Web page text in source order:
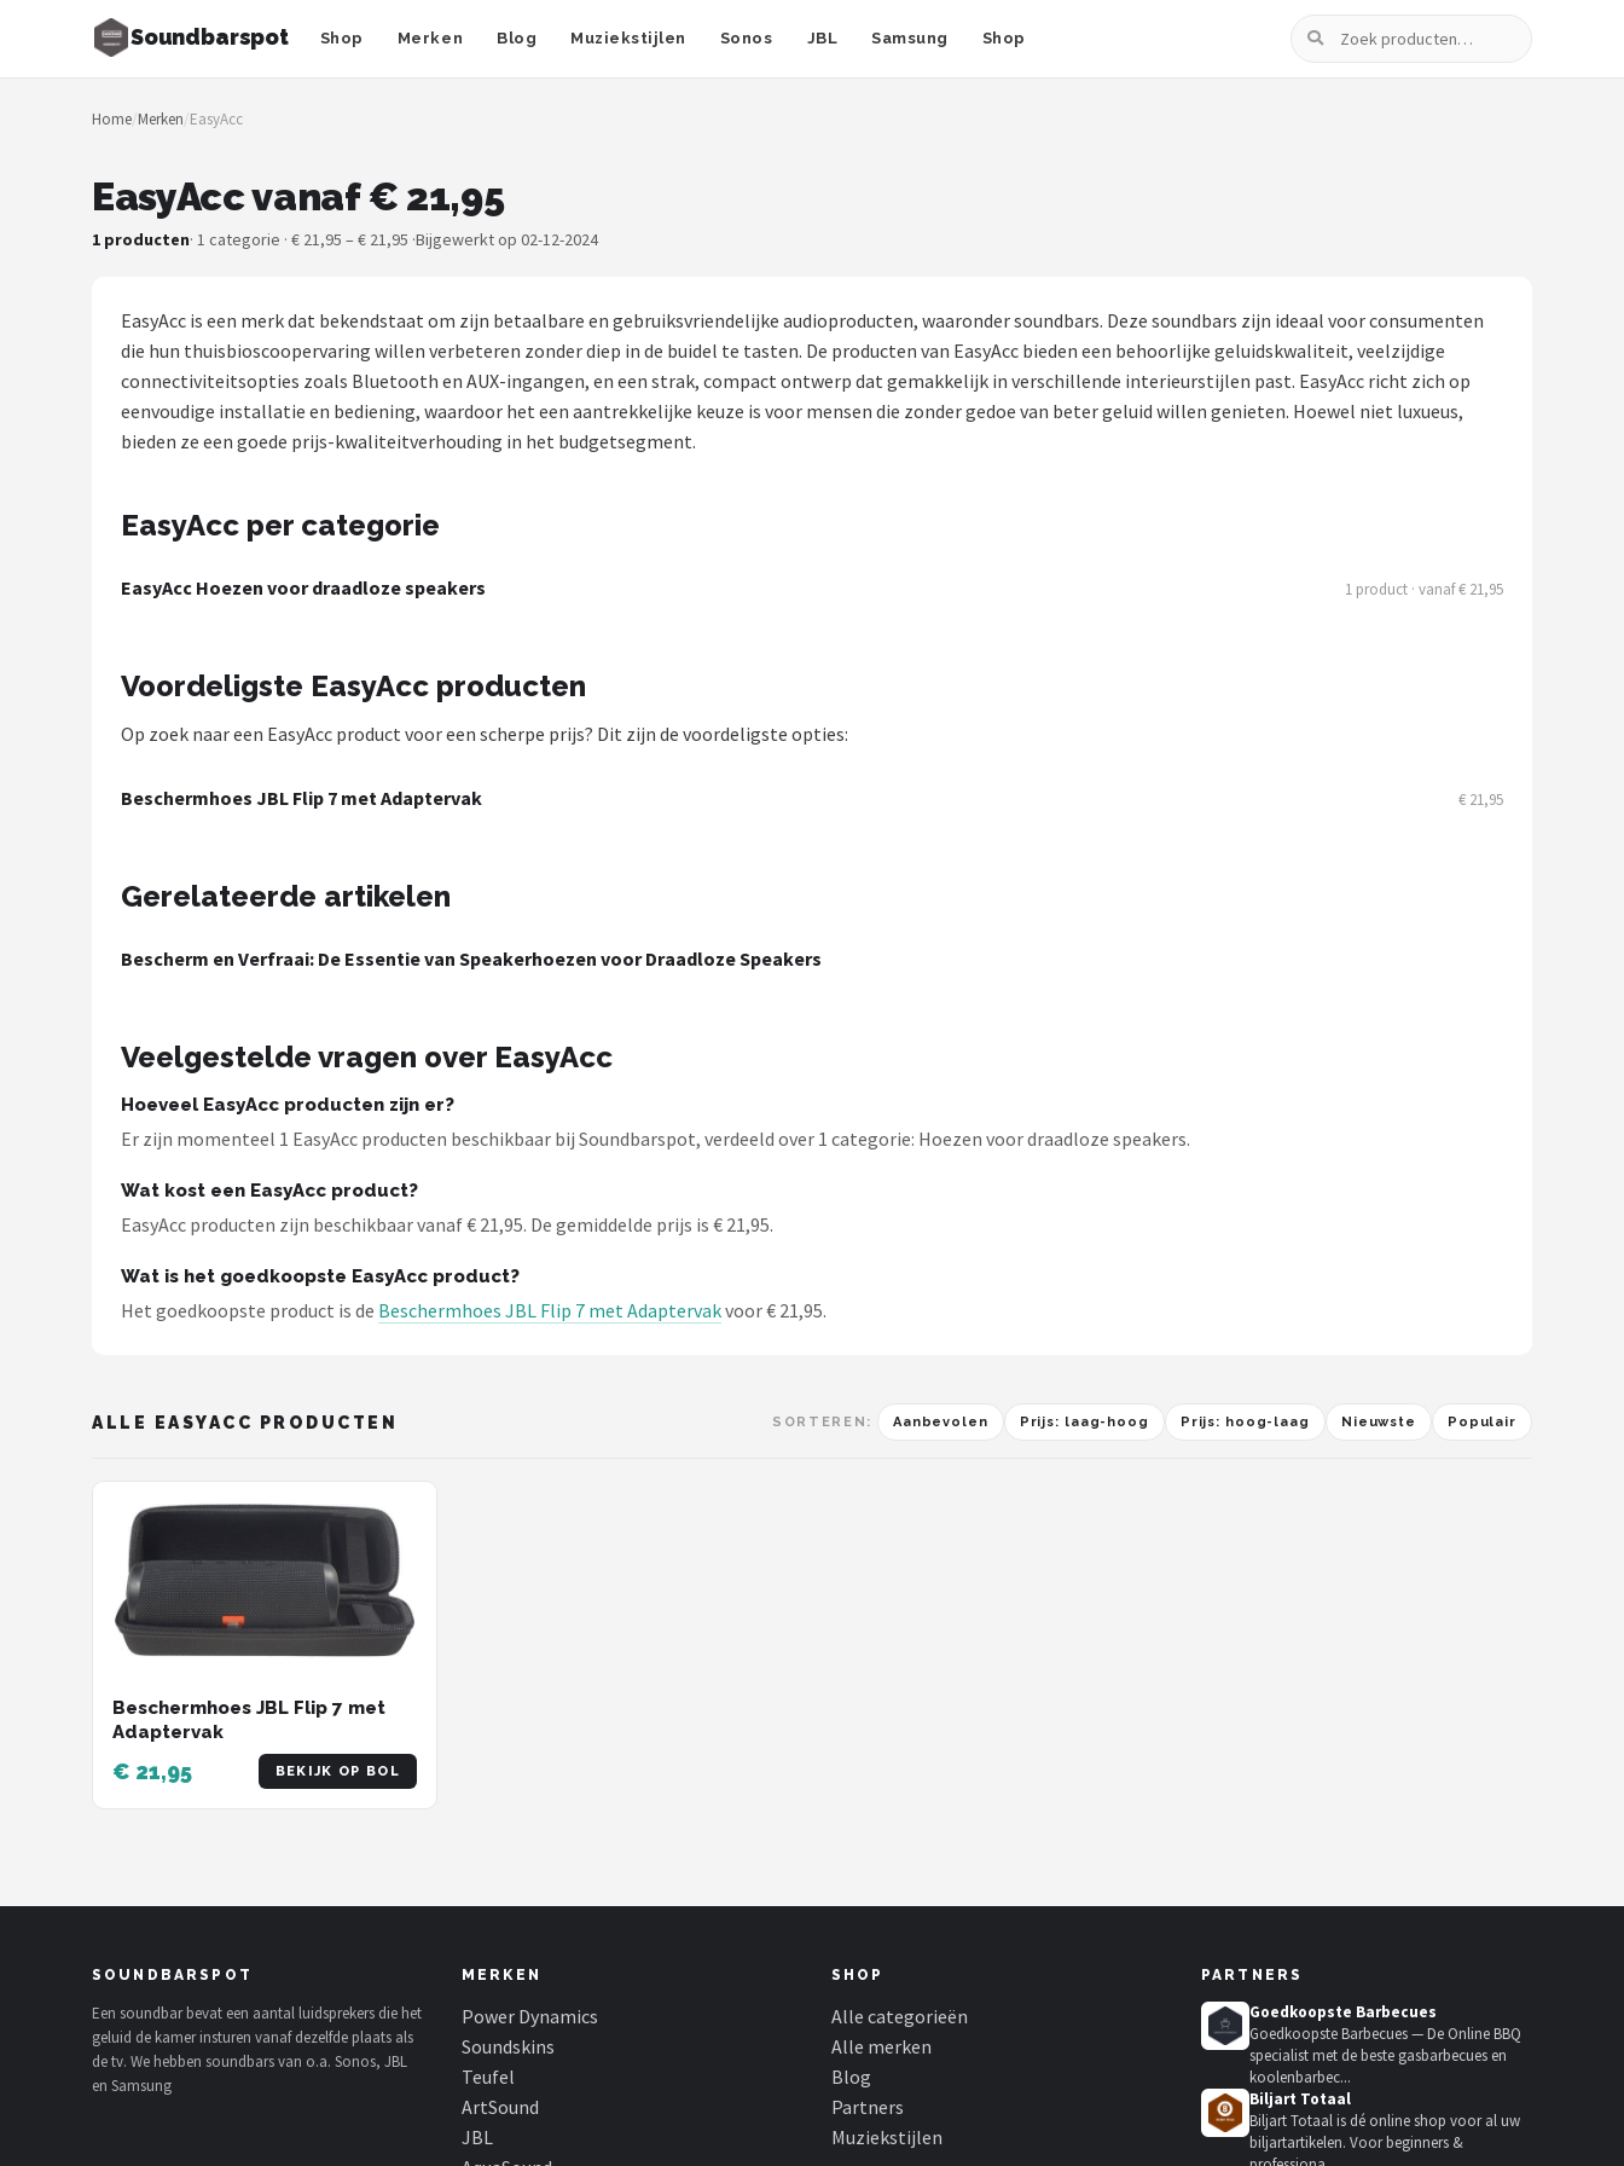
Soundbarspot Shop Merken Blog Muziekstijlen Sonos JBL Samsung Shop
Zoeken
Zoeken
NAVIGATIE
Merken
Muziekstijlen
Samsung
Power Dynamics
Soundskins
AquaSound
Ultimea
Alle merken →
Home/Merken/EasyAcc
EasyAcc vanaf € 21,95
1 producten· 1 categorie · € 21,95 – € 21,95 ·Bijgewerkt op 02-12-2024
EasyAcc is een merk dat bekendstaat om zijn betaalbare en gebruiksvriendelijke audioproducten, waaronder soundbars. Deze soundbars zijn ideaal voor consumenten
die hun thuisbioscoopervaring willen verbeteren zonder diep in de buidel te tasten. De producten van EasyAcc bieden een behoorlijke geluidskwaliteit, veelzijdige
connectiviteitsopties zoals Bluetooth en AUX-ingangen, en een strak, compact ontwerp dat gemakkelijk in verschillende interieurstijlen past. EasyAcc richt zich op
eenvoudige installatie en bediening, waardoor het een aantrekkelijke keuze is voor mensen die zonder gedoe van beter geluid willen genieten. Hoewel niet luxueus,
bieden ze een goede prijs-kwaliteitverhouding in het budgetsegment.
EasyAcc per categorie
EasyAcc Hoezen voor draadloze speakers 1 product · vanaf € 21,95
Voordeligste EasyAcc producten
Op zoek naar een EasyAcc product voor een scherpe prijs? Dit zijn de voordeligste opties:
Beschermhoes JBL Flip 7 met Adaptervak € 21,95
Gerelateerde artikelen
Bescherm en Verfraai: De Essentie van Speakerhoezen voor Draadloze Speakers
Veelgestelde vragen over EasyAcc
Hoeveel EasyAcc producten zijn er?
Er zijn momenteel 1 EasyAcc producten beschikbaar bij Soundbarspot, verdeeld over 1 categorie: Hoezen voor draadloze speakers.
Wat kost een EasyAcc product?
EasyAcc producten zijn beschikbaar vanaf € 21,95. De gemiddelde prijs is € 21,95.
Wat is het goedkoopste EasyAcc product?
Het goedkoopste product is de Beschermhoes JBL Flip 7 met Adaptervakvoor € 21,95.
ALLE EASYACC PRODUCTEN SORTEREN: Aanbevolen Prijs: laag-hoog Prijs: hoog-laag Nieuwste Populair
Beschermhoes JBL Flip 7 met
Adaptervak
€ 21,95 BEKIJK OP BOL
SOUNDBARSPOT
Een soundbar bevat een aantal luidsprekers die het
geluid de kamer insturen vanaf dezelfde plaats als
de tv. We hebben soundbars van o.a. Sonos, JBL
en Samsung
MERKEN
Power Dynamics
Soundskins
Teufel
ArtSound
JBL
SHOP
Alle categorieën
Alle merken
Blog
Partners
Muziekstijlen
PARTNERS
Goedkoopste Barbecues
Goedkoopste Barbecues — De Online BBQ
specialist met de beste gasbarbecues en
koolenbarbec...
Biljart Totaal
Biljart Totaal is dé online shop voor al uw
biljartartikelen. Voor beginners &